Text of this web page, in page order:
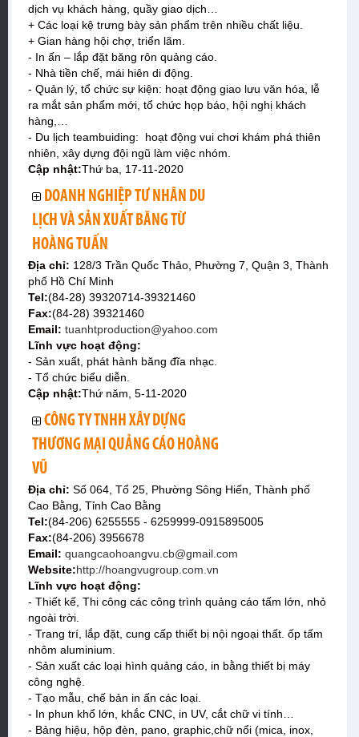
dịch vụ khách hàng, quầy giao dịch…
+ Các loại kệ trưng bày sản phẩm trên nhiều chất liệu.
+ Gian hàng hội chợ, triển lãm.
- In ấn – lắp đặt băng rôn quảng cáo.
- Nhà tiền chế, mái hiên di động.
- Quản lý, tổ chức sự kiện: hoạt động giao lưu văn hóa, lễ
ra mắt sản phẩm mới, tổ chức họp báo, hội nghị khách
hàng,…
- Du lịch teambuiding: hoạt động vui chơi khám phá thiên
nhiên, xây dựng đội ngũ làm việc nhóm.
Cập nhật:Thứ ba, 17-11-2020
DOANH NGHIỆP TƯ NHÂN DU
LỊCH VÀ SẢN XUẤT BĂNG TỪ
HOÀNG TUẤN
Địa chỉ: 128/3 Trần Quốc Thảo, Phường 7, Quận 3, Thành
phố Hồ Chí Minh
Tel:(84-28) 39320714-39321460
Fax:(84-28) 39321460
Email: tuanhtproduction@yahoo.com
Lĩnh vực hoạt động:
- Sản xuất, phát hành băng đĩa nhạc.
- Tổ chức biểu diễn.
Cập nhật:Thứ năm, 5-11-2020
CÔNG TY TNHH XÂY DỰNG
THƯƠNG MẠI QUẢNG CÁO HOÀNG
VŨ
Địa chỉ: Số 064, Tổ 25, Phường Sông Hiến, Thành phố
Cao Bằng, Tỉnh Cao Bằng
Tel:(84-206) 6255555 - 6259999-0915895005
Fax:(84-206) 3956678
Email: quangcaohoangvu.cb@gmail.com
Website:http://hoangvugroup.com.vn
Lĩnh vực hoạt động:
- Thiết kế, Thi công các công trình quảng cáo tấm lớn, nhỏ
ngoài trời.
- Trang trí, lắp đặt, cung cấp thiết bị nội ngoại thất. ốp tấm
nhôm aluminium.
- Sản xuất các loại hình quảng cáo, in bằng thiết bị máy
công nghệ.
- Tạo mẫu, chế bản in ấn các loại.
- In phun khổ lớn, khắc CNC, in UV, cắt chữ vi tính…
- Bảng hiệu, hộp đèn, pano, graphic,chữ nổi (mica, inox,